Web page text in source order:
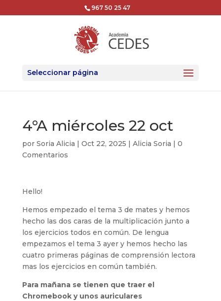
967 50 25 47
Seleccionar página
4°A miércoles 22 oct
por Soria Alicia | Oct 22, 2025 | Alicia Soria | 0
Comentarios
Hello!
Hemos empezado el tema 3 de mates y hemos
hecho las dos caras de la multiplicación junto a
los ejercicios todos en común. De lengua
empezamos el tema 3 ayer y hemos hecho las
cuatro primeras páginas de comprensión lectora
mas los ejercicios en común también.
Para mañana se tienen que traer el
Chromebook y unos auriculares